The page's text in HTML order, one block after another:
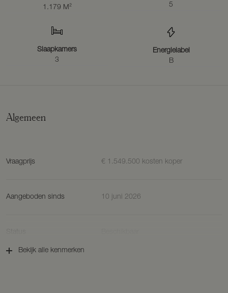
Na 22 prachtige jaren nemen de huidige bewoners afscheid van
volgende bewoners hier net zo veel mooie herinneringen zullen
1.179 M²
5
Slaapkamers
3
Energielabel
B
Algemeen
Vraagprijs € 1.549.500 kosten koper
Aangeboden sinds 10 juni 2026
Bekijk alle kenmerken